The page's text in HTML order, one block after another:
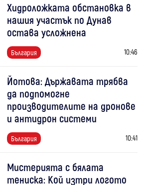
Хидроложката обстановка в
нашия участък по Дунав
остава усложнена
България 10:46
Йотова: Държавата трябва
да подпомогне
производителите на дронове
и антидрон системи
България 10:41
Мистерията с бялата
тениска: Кой изтри логото